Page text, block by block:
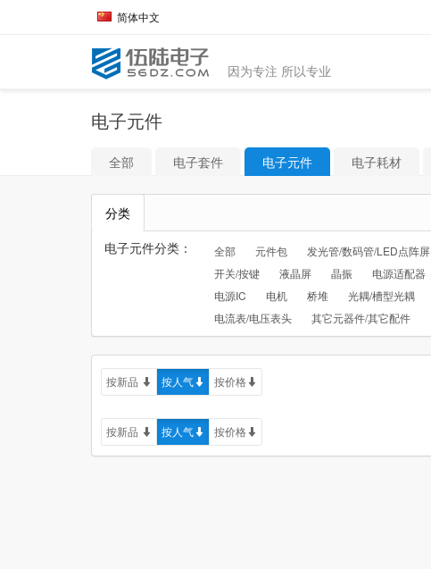
简体中文
因为专注 所以专业
电子元件
全部 电子套件 电子元件 电子耗材
分类
电子元件分类：
全部 元件包 发光管/数码管/LED点阵屏
开关/按键
液晶屏 晶振 电源适配器
电源IC
电机 桥堆 光耦/槽型光耦
电流表/电压表头
其它元器件/其它配件
按新品 按人气 按价格
按新品 按人气 按价格